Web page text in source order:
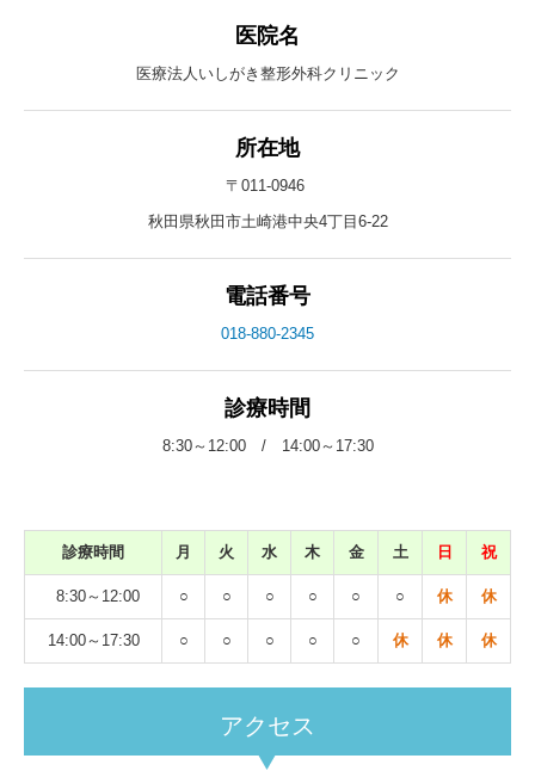
医院名
医療法人いしがき整形外科クリニック
所在地
〒011-0946
秋田県秋田市土崎港中央4丁目6-22
電話番号
018-880-2345
診療時間
8:30～12:00 / 14:00～17:30
診療時間 月 火 水 木 金 土 日 祝
8:30～12:00 ○ ○ ○ ○ ○ ○ 休 休
14:00～17:30 ○ ○ ○ ○ ○ 休 休 休
アクセス